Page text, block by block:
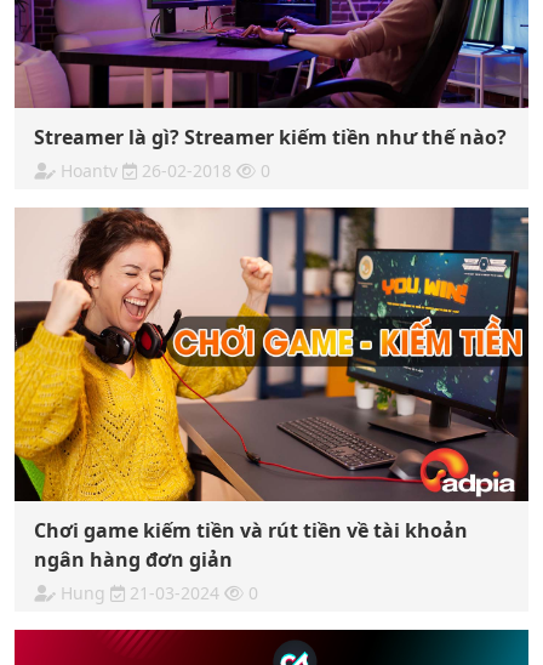
Streamer là gì? Streamer kiếm tiền như thế nào?
Hoantv 26-02-2018 0
Chơi game kiếm tiền và rút tiền về tài khoản
ngân hàng đơn giản
Hung 21-03-2024 0